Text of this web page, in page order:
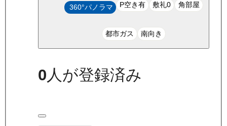
360°パノラマ P空き有 敷礼0 角部屋
都市ガス 南向き
0人が登録済み